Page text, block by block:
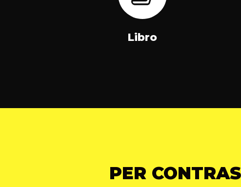
Libro
PER